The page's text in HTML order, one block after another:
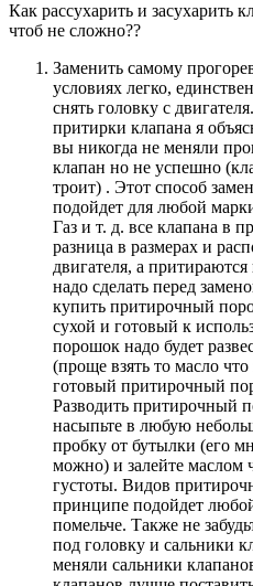
Как рассухарить и засухарить
чтоб не сложно??
Заменить самому
условиях легко,
снять головку с
притирки клапана я
вы никогда не меняли
клапан но не успешно
троит) . Этот способ
подойдет для любой
Газ и т. д. все клапана в
разница в размерах и
двигателя, а
надо сделать перед
купить притирочный
сухой и готовый к
порошок надо будет
(проще взять то масло что
готовый притирочный
Разводить притирочный
насыпьте в любую
пробку от бутылки (его
можно) и залейте маслом
густоты. Видов
принципе подойдет
помельче. Также не
под головку и сальники
меняли сальники